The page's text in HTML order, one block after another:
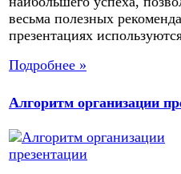
весьма полезных
презентациях
Подробнее »
Алгоритм организации